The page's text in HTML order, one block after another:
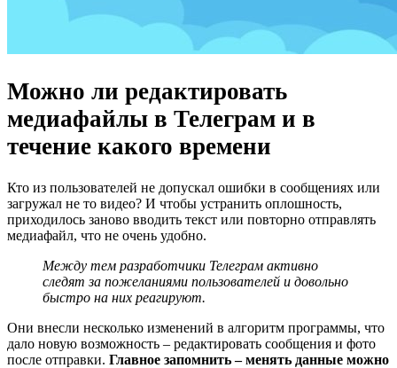
Можно ли редактировать
медиафайлы в Телеграм и в
течение какого времени
Кто из пользователей не допускал ошибки в сообщениях или
загружал не то видео? И чтобы устранить оплошность,
приходилось заново вводить текст или повторно отправлять
медиафайл, что не очень удобно.
Между тем разработчики Телеграм активно
следят за пожеланиями пользователей и довольно
быстро на них реагируют.
Они внесли несколько изменений в алгоритм программы, что
дало новую возможность – редактировать сообщения и фото
после отправки. Главное запомнить – менять данные можно